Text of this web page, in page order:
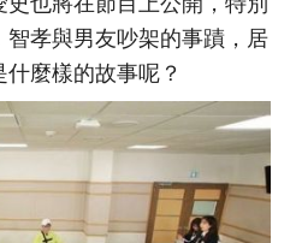
孝與男友吵架的事蹟，居
麼樣的故事呢？